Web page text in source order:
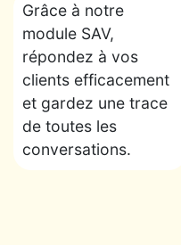
Grâce à notre
module SAV,
répondez à vos
clients efficacement
et gardez une trace
de toutes les
conversations.